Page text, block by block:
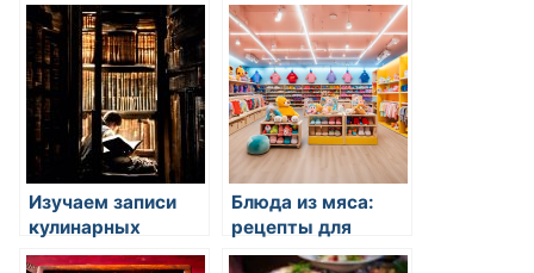
кулинарные
тренды
ресторанов
Изучаем записи
кулинарных
шедевров
Блюда из мяса:
рецепты для
жарки и запекания